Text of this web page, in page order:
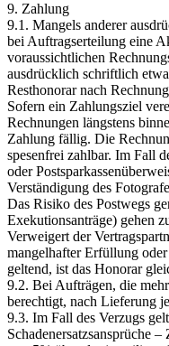
9. Zahlung
9.1. Mangels anderer
bei Auftragserteilung eine
voraussichtlichen
ausdrücklich schriftlich
Resthonorar nach
Sofern ein Zahlungsziel
Rechnungen längstens
Zahlung fällig. Die
spesenfrei zahlbar. Im Fall
oder
Verständigung des
Das Risiko des Postwegs
Exekutionsanträge) gehen
Verweigert der
mangelhafter Erfüllung
geltend, ist das Honorar
9.2. Bei Aufträgen, die
berechtigt, nach Lieferung
9.3. Im Fall des Verzugs
Schadenersatzsansprüche